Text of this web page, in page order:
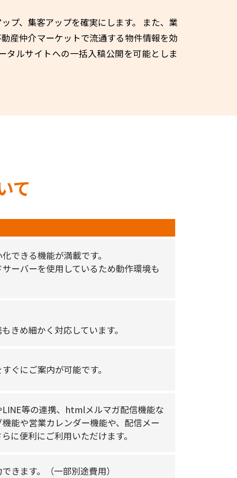
プ、集客アップを確実にします。 また、業
産仲介マーケットで流通する物件情報を効
タルサイトへの一括入稿公開を可能としま
て
できる機能が満載です。
ーバーを使用しているため動作環境も
きめ細かく対応しています。
ぐにご案内が可能です。
等の連携、htmlメルマガ配信機能な
能や営業カレンダー機能や、配信メー
に便利にご利用いただけます。
きます。（一部別途費用）